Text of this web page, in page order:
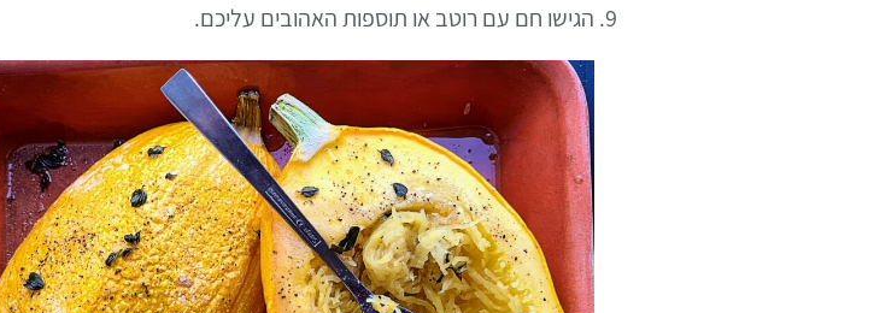
הגישו חם עם רוטב או תוספות האהובים עליכם.